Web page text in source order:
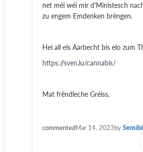
net méi wéi mir d'Ministesch
zu engem Emdenken bréngen.
Hei all eis Aarbecht bis elo zum
https://sven.lu/cannabis/
Mat frëndleche Gréiss,
commentedMar 14, 2023by